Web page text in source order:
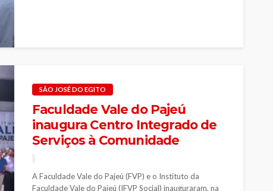
SÃO JOSÉ DO EGITO
Faculdade Vale do Pajeú
inaugura Centro Integrado de
Serviços à Comunidade
A Faculdade Vale do Pajeú (FVP) e o Instituto da
Faculdade Vale do Pajeú (IFVP Social) inauguraram, na